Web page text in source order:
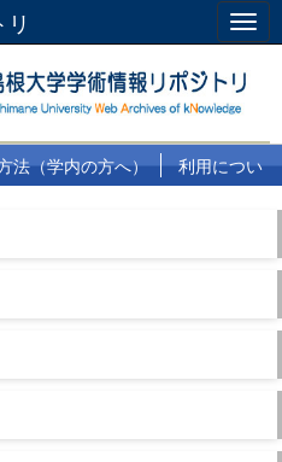
法（学内の方へ）
利用につい